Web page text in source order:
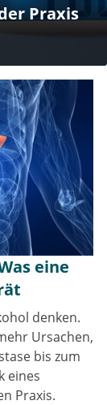
Praxis
eine
denken.
Ursachen,
bis zum
eines
Praxis.